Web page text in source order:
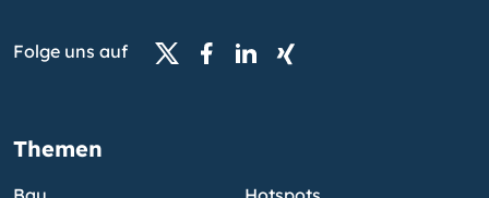
Folge uns auf
Themen